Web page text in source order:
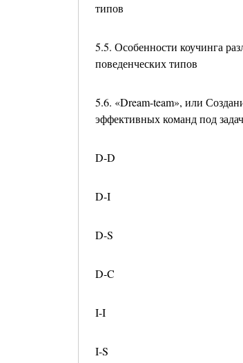
типов
5.5. Особенности коучинга
поведенческих типов
5.6. «Dream-team», или
эффективных команд под
D-D
D-I
D-S
D-C
I-I
I-S